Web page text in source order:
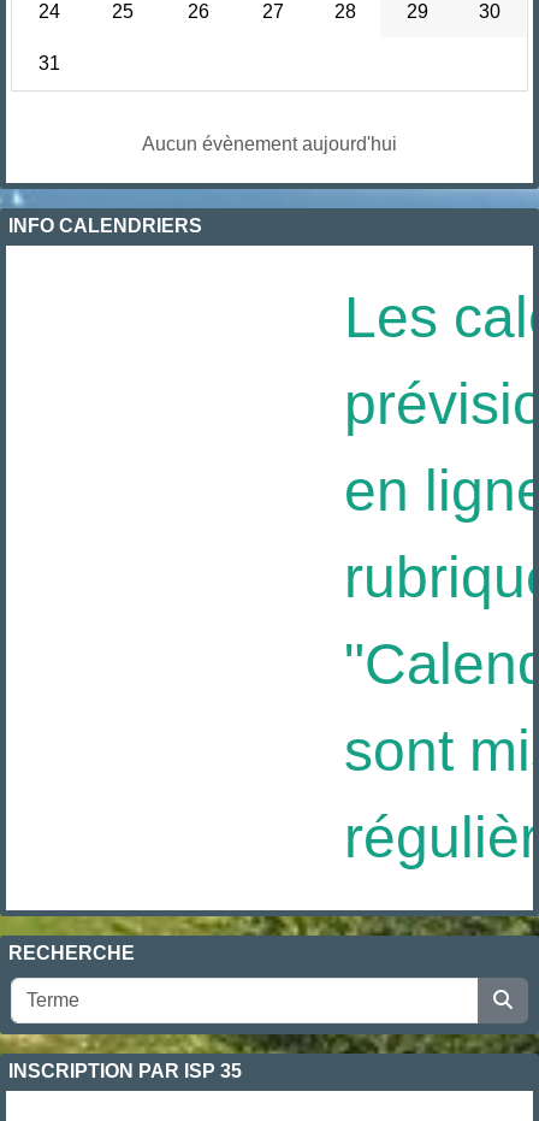
24 25 26 27 28 29 30
31
Aucun évènement aujourd'hui
INFO CALENDRIERS
Les
en
sont
RECHERCHE
INSCRIPTION PAR ISP 35